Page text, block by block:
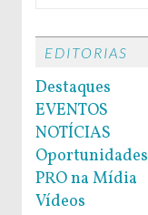
EDITORIAS
Destaques
EVENTOS
NOTÍCIAS
Oportunidades
PRO na Mídia
Vídeos